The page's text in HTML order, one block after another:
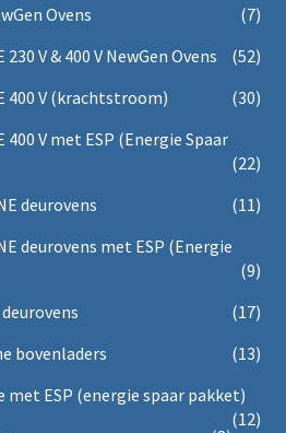
Ovens
(7)
V & 400 V NewGen Ovens
(52)
400 V (krachtstroom)
(30)
400 V met ESP (Energie Spaar
(22)
deurovens
(11)
deurovens met ESP (Energie
(9)
(17)
bovenladers
(13)
met ESP (energie spaar pakket)
(12)